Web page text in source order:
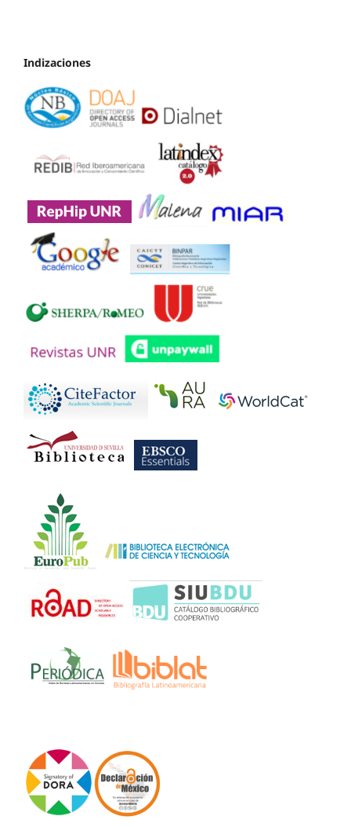
Indizaciones